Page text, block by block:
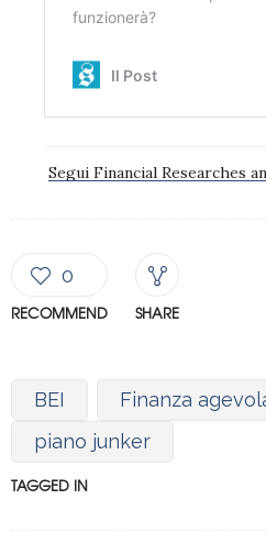
Segui Financial Researches
0
RECOMMEND SHARE
BEI
Finanza
piano junker
TAGGED IN